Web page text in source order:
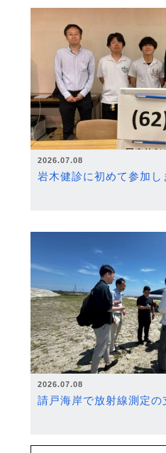
2026.07.08
岩木健診に初めて参加し
2026.07.08
請戸海岸で放射線測定の